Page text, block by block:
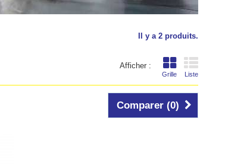
Il y a 2 produits.
Afficher :
Grille Liste
Comparer (0)